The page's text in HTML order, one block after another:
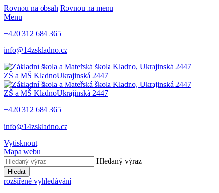
Rovnou na obsah Rovnou na menu
Menu
+420 312 684 365
info@14zskladno.cz
ZŠ a MŠ KladnoUkrajinská 2447
ZŠ a MŠ KladnoUkrajinská 2447
+420 312 684 365
info@14zskladno.cz
Vytisknout
Mapa webu
Hledaný výraz
Hledat
rozšířené vyhledávání